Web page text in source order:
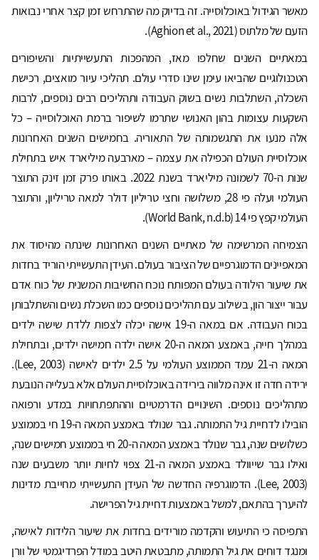
מאשר הגידול באוכלוסייה. זה בדיוק מה שהתרחש זמן קצר אחרי נבואות
הזעם של מלתוס (Aghion et al., 2021).
במאתיים השנים שחלפו מאז, המהפכות התעשייתיות והשיפורים
הטכנולוגיים שהביאו עימן שינו סדרי עולם. תהליכי עיור מואצים, רכישת
השכלה, השתלבות נשים בשוק העבודה ותהליכים רבים נוספים, לרבות
השקעות עצומות בהון האנושי שתרמו לשיפור ברמת האוכלוסייה – כל
אלה מנעו את התגשמותה של התאוריה. בחמישים השנים האחרונות
אוכלוסיית העולם הכפילה את עצמה – מארבעה מיליארד איש בתחילת
שנות ה-70 לשמונה מיליארד בשנת 2022. באותו פרק זמן זינק התוצר
העולמי ועלה פי 28, משלושה וחצי טריליון דולר למאה טריליון, והתוצר
העולמי קפץ פי 14 (World Bank, n.d.b).
הצמיחה המרשימה של מאתיים השנים האחרונות שינתה מהיסוד את
המאפיינים הדמוגרפיים של הציבור בעולם. העידן התעשייתי הוריד בחדות
את שיעור הילודה בעולם המפותח נוכח החשיבות המשנית של כוח אדם
עבור ייצור הון, בשילוב עם תהליכים נוספים כמו השכלת נשים והשתלבותן
בכוח העבודה. אם במאה ה-19 אישה יכלה לצפות ללדת שישה ילדים
במהלך חייה, באמצע המאה ה-20 אישה ילדה חמישה ילדים, ובתחילת
המאה ה-21 עמד הממוצע העולמי על 2.5 ילדים לאישה (Lee, 2003).
ירידה חדה זו אינה מלווה בירידה באוכלוסיית העולם אלא בעלייה הנובעת
מתהליכים נוספים. השינויים הדרמטיים וההתפתחויות במדע ורפואה
הובילו לדחיית גיל התמותה. גבר שנולד באמצע המאה ה-19 חי בממוצע
כשלושים שנה, גבר שנולד באמצע המאה ה-20 חי בממוצע חמישים שנה,
ואילו גבר שייוולד באמצע המאה ה-21 צפוי לחיות יותר משבעים שנה
(Lee, 2003). הדמוגרפיה החדשה של העידן התעשייתי מחייבת מדינות
להיערך בהתאם, למשל באמצעות דחיית גיל הפרישה.
התפיסה כי התיעוש והקדמה מורידים בחדות את שיעור הלידות לאישה,
ומנגד דוחים את גיל התמותה, מתבטאת היטב במודל הפרדיגמטי של וורן